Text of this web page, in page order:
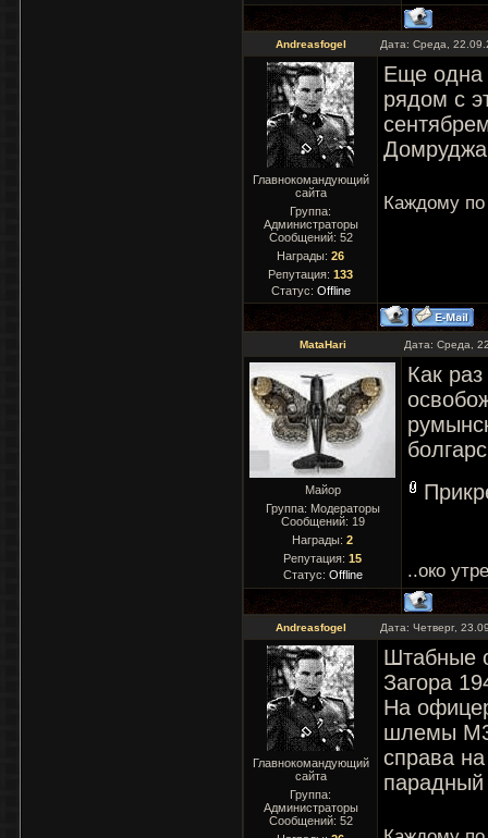
Andreasfogel Дата: Среда,
Главнокомандующий
сайта
Группа:
Администраторы
Сообщений: 52
Награды: 26
Репутация: 133
Статус: Offline
Еще одна
рядом с
Домруджа
Каждому по
MataHari Дата: Среда,
Майор
Группа: Модераторы
Сообщений: 19
Награды: 2
Репутация: 15
Статус: Offline
Как
..око
Andreasfogel Дата: Четверг,
Главнокомандующий
сайта
Группа:
Администраторы
Сообщений: 52
Штабные
Загора
На
шлемы
справа
парадный